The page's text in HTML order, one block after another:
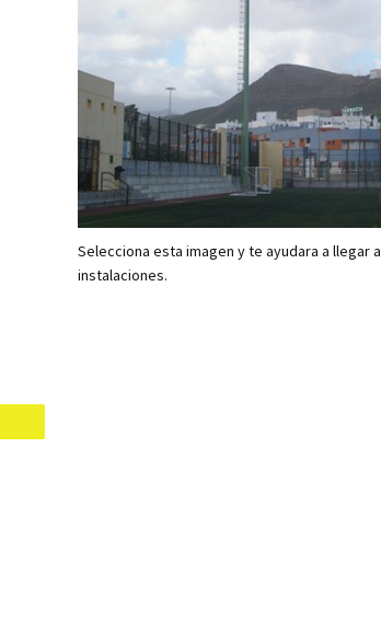
Selecciona esta imagen y te ayudara a llegar
instalaciones.